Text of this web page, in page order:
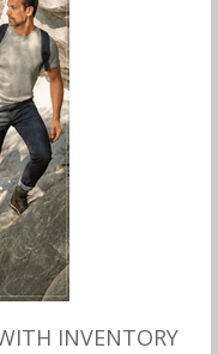
INVENTORY
MITMEID VALIKUID
Villased voodriga